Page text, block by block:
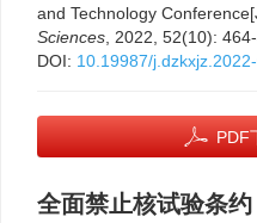
and Technology
Sciences , 2022, 52(10):
DOI: 10.19987/
PDF
全面禁止核试验条